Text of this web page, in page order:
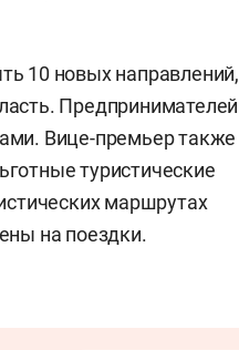
10 новых направлений,
Предпринимателей
Вице-премьер также
туристические
маршрутах
на поездки.